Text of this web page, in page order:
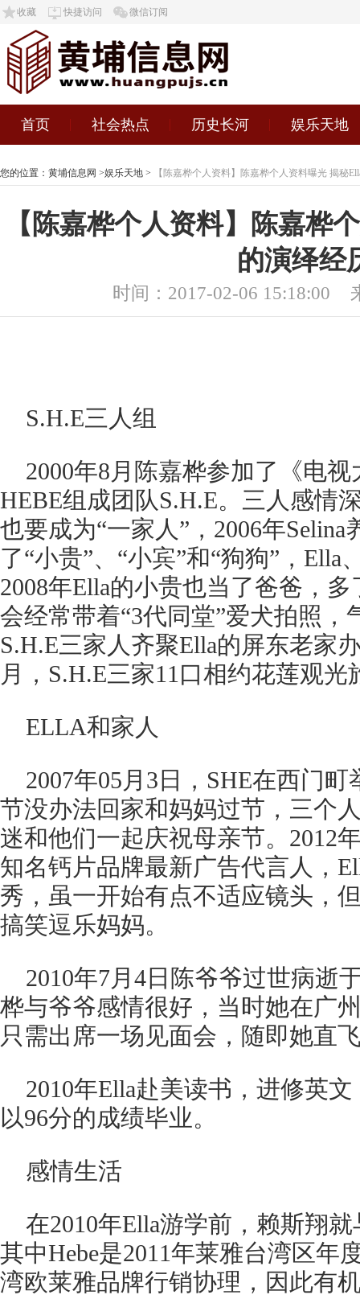
收藏 快捷访问 微信订阅
首页 社会热点 历史长河 娱乐天地
您的位置： 黄埔信息网 >娱乐天地 > 【陈嘉桦个人资料】陈嘉桦个人资料曝光 揭秘
【陈嘉桦个人资料】陈嘉桦
的演绎经
时间：2017-02-06 15:18:00
S.H.E三人组
2000年8月陈嘉桦参加了《电
HEBE组成团队S.H.E。三人感情
也要成为“一家人”，2006年Selina
了“小贵”、“小宾”和“狗狗”，Ella
2008年Ella的小贵也当了爸爸，
会经常带着“3代同堂”爱犬拍照，
S.H.E三家人齐聚Ella的屏东老家
月，S.H.E三家11口相约花莲观光
ELLA和家人
2007年05月3日，SHE在西门
节没办法回家和妈妈过节，三个
迷和他们一起庆祝母亲节。2012
知名钙片品牌最新广告代言人，
秀，虽一开始有点不适应镜头，
搞笑逗乐妈妈。
2010年7月4日陈爷爷过世病逝
桦与爷爷感情很好，当时她在广
只需出席一场见面会，随即她直
2010年Ella赴美读书，进修英
以96分的成绩毕业。
感情生活
在2010年Ella游学前，赖斯翔
其中Hebe是2011年莱雅台湾区年
湾欧莱雅品牌行销协理，因此有